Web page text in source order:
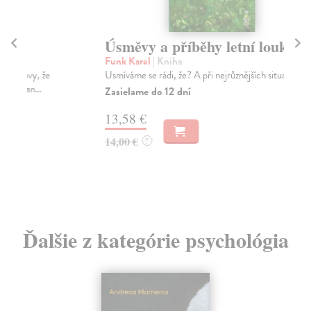
Úsměvy a příběhy letní louky
| Kniha
Usmíváme se rádi, že? A při nejrůznějších situacích.
Zasielame do 12 dní
Ďalšie z kategórie psychológia